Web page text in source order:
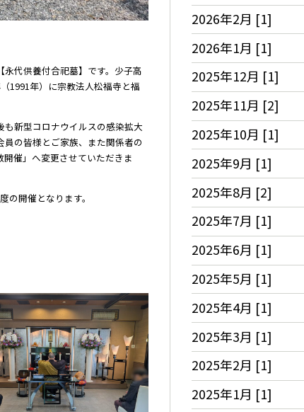
永代供養付合祀墓】です。少子高
1991年）に宗教法人松福寺と福
新型コロナウイルスの感染拡大
の皆様とご家族、また関係者の
催」へ変更させていただきま
開催となります。
2026年2月 [1]
2026年1月 [1]
2025年12月 [1]
2025年11月 [2]
2025年10月 [1]
2025年9月 [1]
2025年8月 [2]
2025年7月 [1]
2025年6月 [1]
2025年5月 [1]
2025年4月 [1]
2025年3月 [1]
2025年2月 [1]
2025年1月 [1]